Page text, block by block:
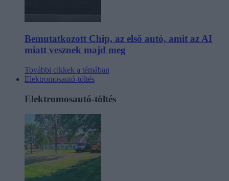
Bemutatkozott Chip, az első autó, amit az AI
miatt vesznek majd meg
További cikkek a témában
Elektromosautó-töltés
Elektromosautó-töltés